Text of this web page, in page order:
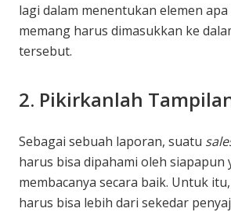
lagi dalam menentukan elemen
memang harus dimasukkan ke
tersebut.
2. Pikirkanlah
Sebagai sebuah laporan, suatu
harus bisa dipahami oleh siapapun
membacanya secara baik. Untuk
harus bisa lebih dari sekedar